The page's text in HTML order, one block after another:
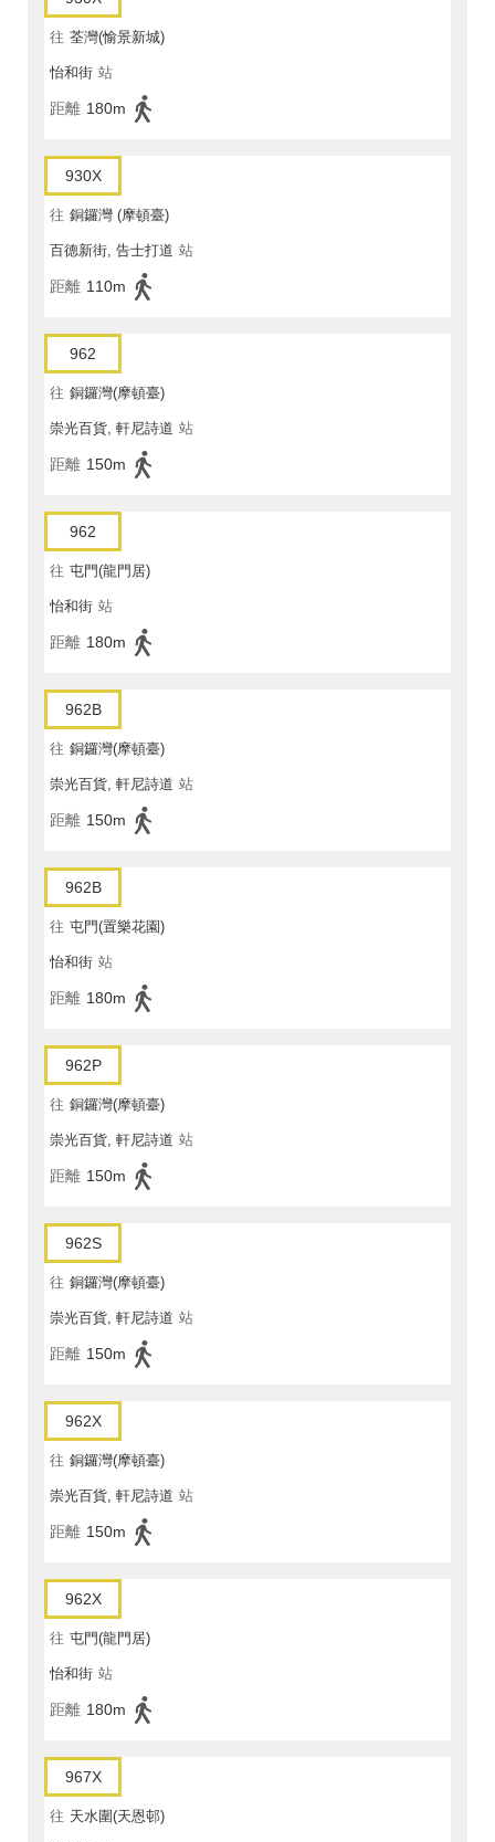
往 荃灣(愉景新城)
怡和街 站
距離 180m
930X
往 銅鑼灣 (摩頓臺)
百德新街, 告士打道 站
距離 110m
962
往 銅鑼灣(摩頓臺)
崇光百貨, 軒尼詩道 站
距離 150m
962
往 屯門(龍門居)
怡和街 站
距離 180m
962B
往 銅鑼灣(摩頓臺)
崇光百貨, 軒尼詩道 站
距離 150m
962B
往 屯門(置樂花園)
怡和街 站
距離 180m
962P
往 銅鑼灣(摩頓臺)
崇光百貨, 軒尼詩道 站
距離 150m
962S
往 銅鑼灣(摩頓臺)
崇光百貨, 軒尼詩道 站
距離 150m
962X
往 銅鑼灣(摩頓臺)
崇光百貨, 軒尼詩道 站
距離 150m
962X
往 屯門(龍門居)
怡和街 站
距離 180m
967X
往 天水圍(天恩邨)